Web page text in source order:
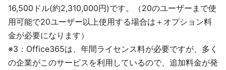
16,500ドル(約2,310,000円)です。（20のユーザーまで使
用可能で20ユーザー以上使用する場合は＋オプション料
金が必要になります）
※3：Office365は、年間ライセンス料が必要ですが、多く
の企業がこのサービスを利用しているので、追加料金が発